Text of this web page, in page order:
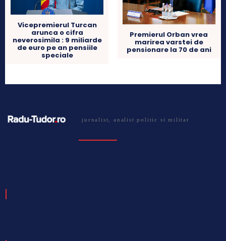
Vicepremierul Turcan
arunca o cifra
neverosimila : 9 miliarde
de euro pe an pensiile
speciale
Premierul Orban vrea
marirea varstei de
pensionare la 70 de ani
jurnalist, analist politic si militar